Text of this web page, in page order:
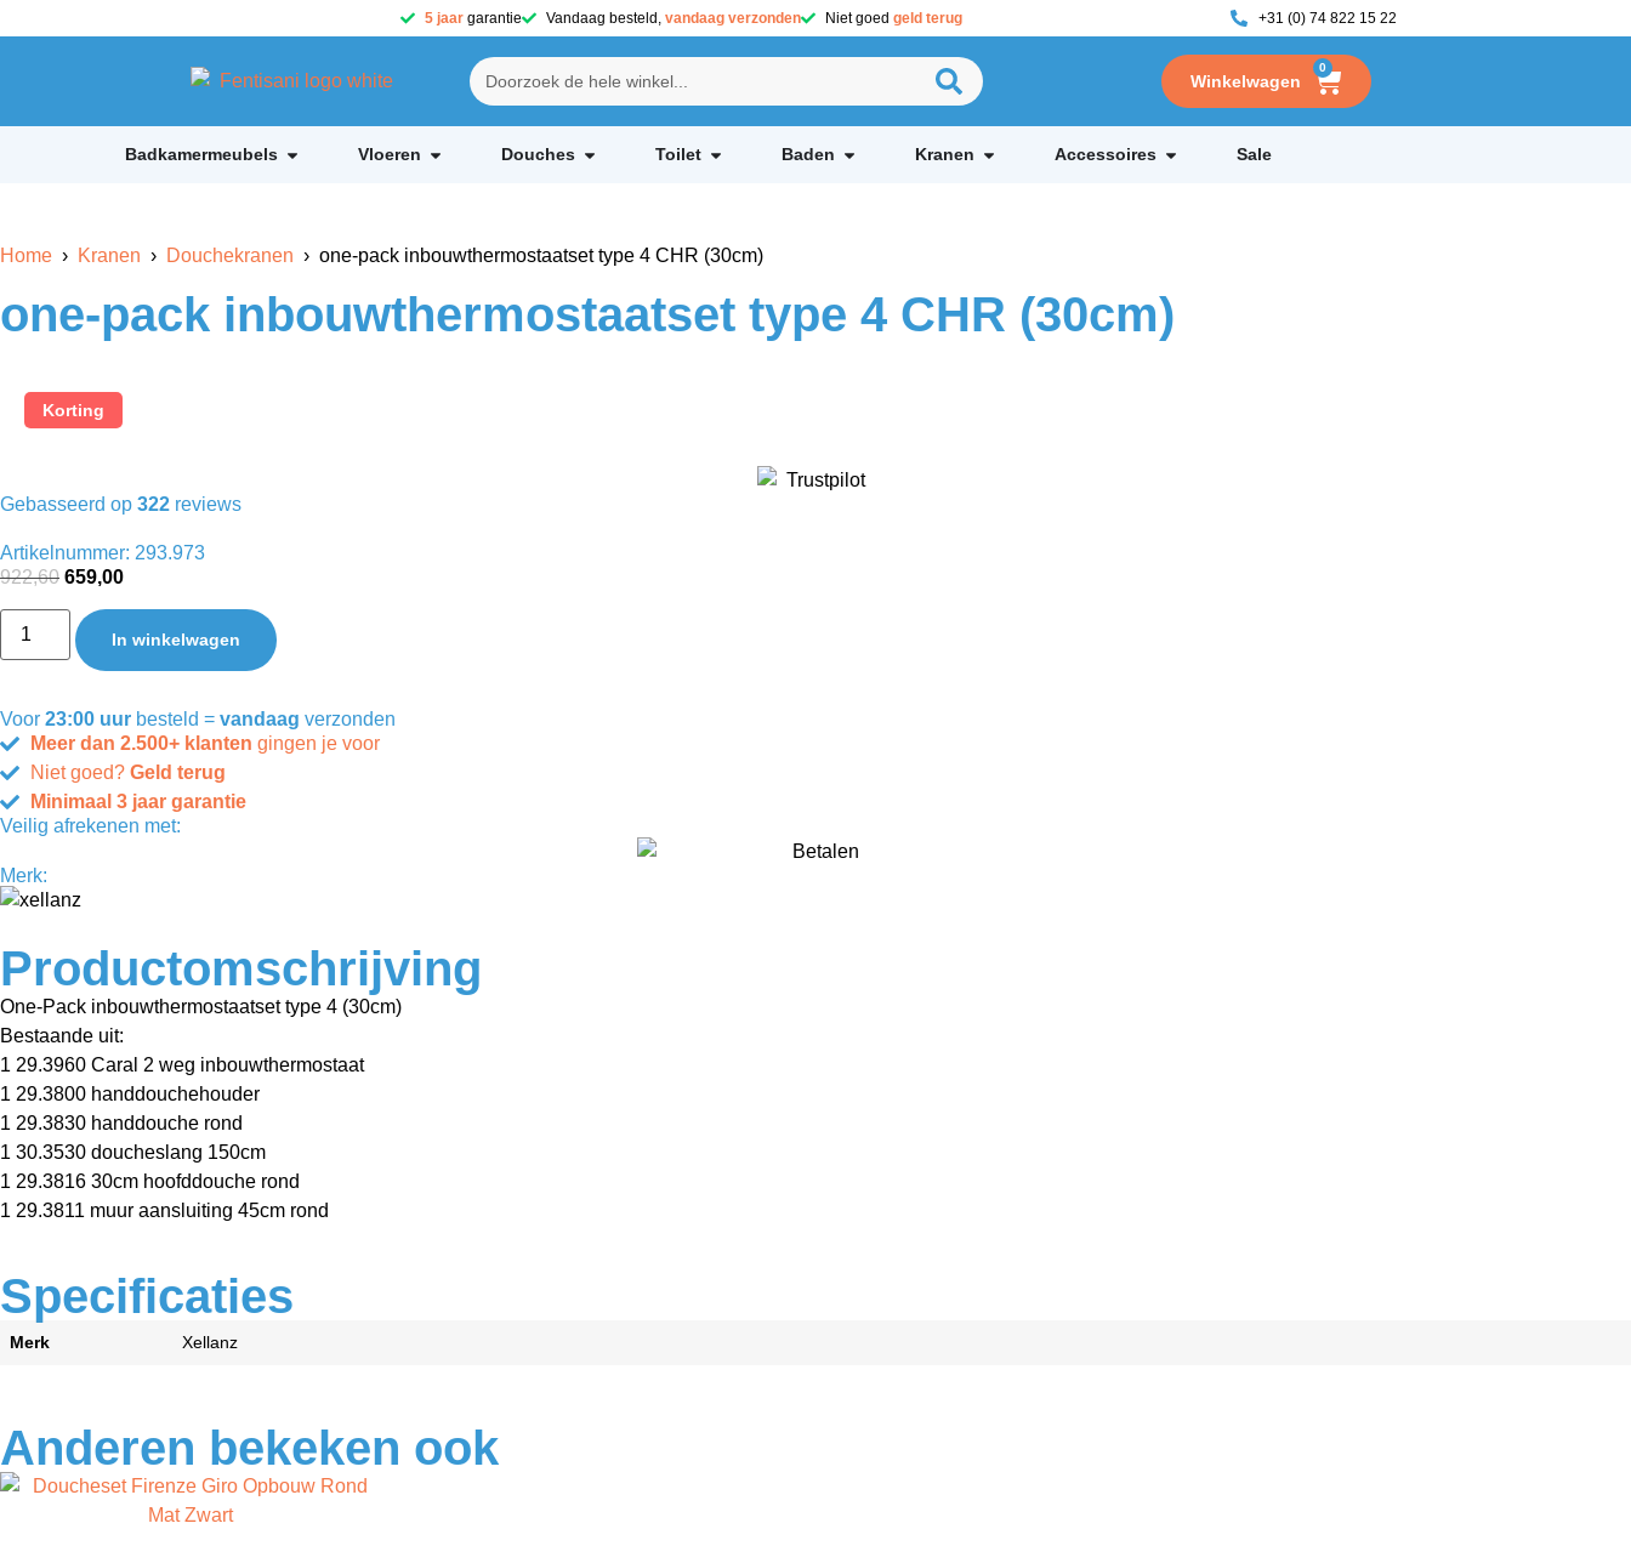
5 jaar garantie Vandaag besteld, vandaag verzonden Niet goed geld terug +31 (0) 74 822 15 22
0
Badkamermeubels Vloeren Douches Toilet Baden Kranen Accessoires Sale
Home › Kranen › Douchekranen › one-pack inbouwthermostaatset type 4 CHR (30cm)
one-pack inbouwthermostaatset type 4 CHR (30cm)
Korting
Gebasseerd op 322 reviews
Artikelnummer: 293.973
922,60 659,00
In winkelwagen
Voor 23:00 uur besteld = vandaag verzonden
Meer dan 2.500+ klanten gingen je voor
Niet goed? Geld terug
Minimaal 3 jaar garantie
Veilig afrekenen met:
Merk:
Productomschrijving
One-Pack inbouwthermostaatset type 4 (30cm)
Bestaande uit:
1 29.3960 Caral 2 weg inbouwthermostaat
1 29.3800 handdouchehouder
1 29.3830 handdouche rond
1 30.3530 doucheslang 150cm
1 29.3816 30cm hoofddouche rond
1 29.3811 muur aansluiting 45cm rond
Specificaties
Merk Xellanz
Anderen bekeken ook